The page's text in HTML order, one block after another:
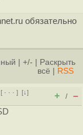
обязательно
+/-
Раскрыть
всё
RSS
· · ·][↓]
+ / –